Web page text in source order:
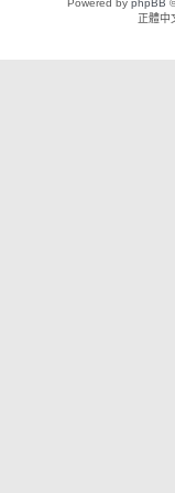
Powered by phpBB
正體中